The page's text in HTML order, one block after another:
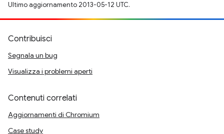
Ultimo aggiornamento 2013-05-12 UTC.
Contribuisci
Segnala un bug
Visualizza i problemi aperti
Contenuti correlati
Aggiornamenti di Chromium
Case study